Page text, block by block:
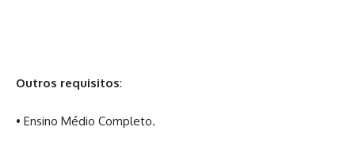
Outros requisitos:
• Ensino Médio Completo.